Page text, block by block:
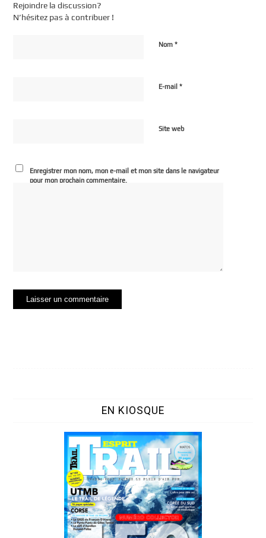
Rejoindre la discussion?
N’hésitez pas à contribuer !
Nom*
E-mail*
Site web
Enregistrer mon nom, mon e-mail et mon site dans le navigateur
pour mon prochain commentaire.
EN KIOSQUE